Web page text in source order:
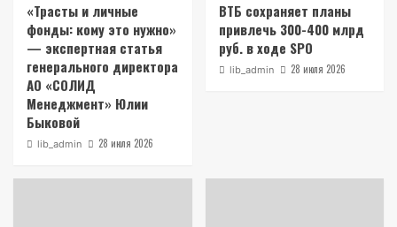
«Трасты и личные
фонды: кому это нужно»
— экспертная статья
генерального директора
АО «СОЛИД
Менеджмент» Юлии
Быковой
lib_admin 28 июля 2026
ВТБ сохраняет планы
привлечь 300-400 млрд
руб. в ходе SPO
lib_admin 28 июля 2026